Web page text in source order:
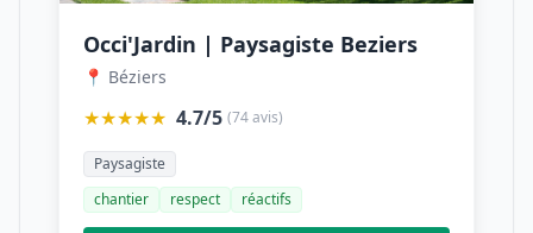
Occi'Jardin | Paysagiste Beziers
📍 Béziers
★★★★★ 4.7/5 (74 avis)
Paysagiste
chantier
respect réactifs